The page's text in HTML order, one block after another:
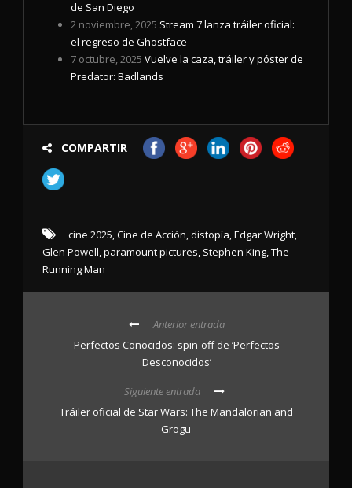
de San Diego
2 noviembre, 2025 Stream 7 lanza tráiler oficial:
el regreso de Ghostface
7 octubre, 2025 Vuelve la caza, tráiler y póster de
Predator: Badlands
COMPARTIR
cine 2025,Cine de Acción,distopía,Edgar Wright,
Glen Powell,paramount pictures, Stephen King,The
Running Man
Anterior entrada
Perfectos Conocidos: spin-off de ‘Perfectos
Desconocidos’
Siguiente entrada
Tráiler oficial de Star Wars: The Mandalorian and
Grogu